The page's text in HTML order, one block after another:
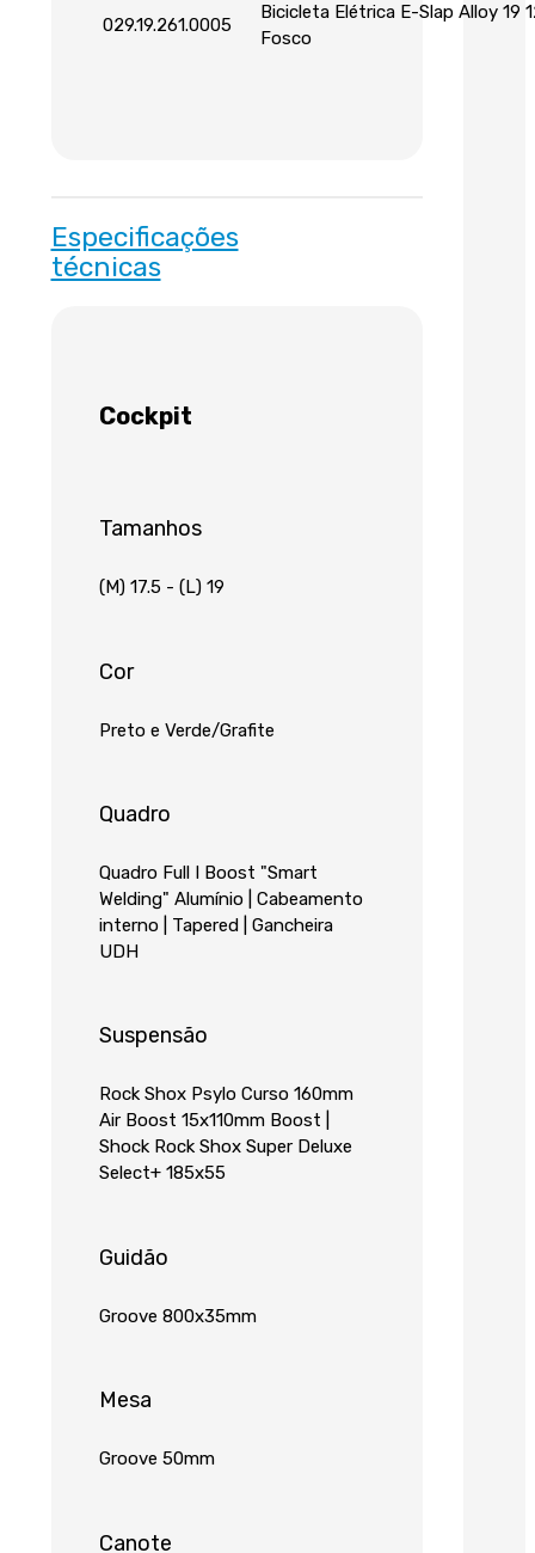
029.19.261.0005
Bicicleta Elétrica E-Slap Alloy 19
Fosco
Especificações
técnicas
Cockpit
Tamanhos
(M) 17.5 - (L) 19
Cor
Preto e Verde/Grafite
Quadro
Quadro Full I Boost "Smart
Welding" Alumínio | Cabeamento
interno | Tapered | Gancheira
UDH
Suspensão
Rock Shox Psylo Curso 160mm
Air Boost 15x110mm Boost |
Shock Rock Shox Super Deluxe
Select+ 185x55
Guidão
Groove 800x35mm
Mesa
Groove 50mm
Canote